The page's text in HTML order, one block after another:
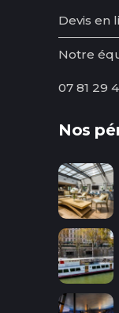
Devis en
Notre
07 81 29
Nos